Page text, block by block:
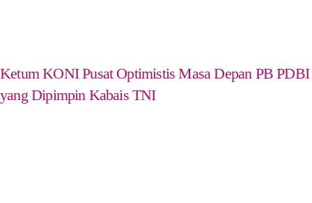
Ketum KONI Pusat Optimistis Masa Depan PB PDBI
yang Dipimpin Kabais TNI